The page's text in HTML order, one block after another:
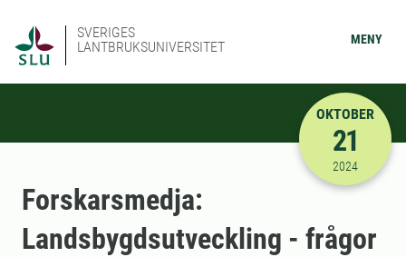
SVERIGES
LANTBRUKSUNIVERSITET
MENY
2024-10-
OKTOBER
21
2024
Forskarsmedja:
Landsbygdsutveckling - frågor